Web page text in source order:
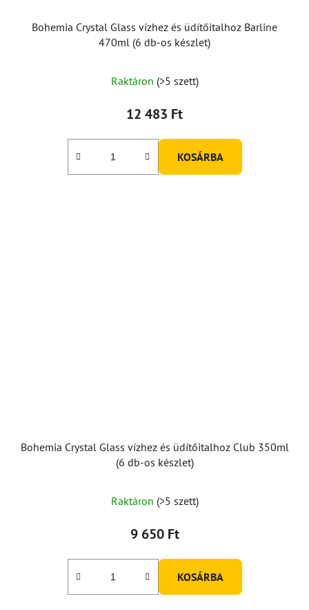
Bohemia Crystal Glass vízhez és üdítőitalhoz Barline
470ml (6 db-os készlet)
Raktáron (>5 szett)
12 483 Ft
KOSÁRBA
Bohemia Crystal Glass vízhez és üdítőitalhoz Club 350ml
(6 db-os készlet)
termék
átlagos
5-
Raktáron (>5 szett)
9 650 Ft
KOSÁRBA